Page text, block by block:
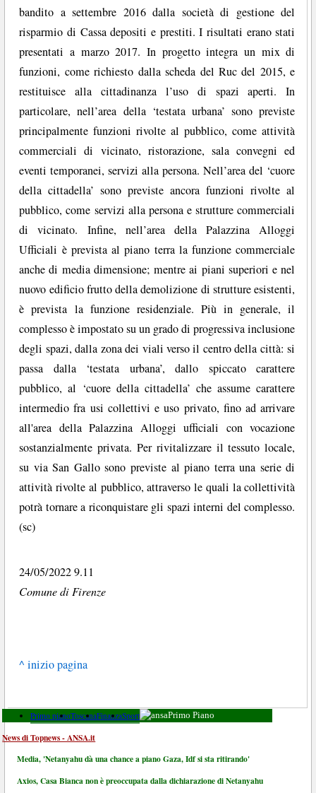
bandito a settembre 2016 dalla società di gestione del
risparmio di Cassa depositi e prestiti. I risultati erano stati
presentati a marzo 2017. In progetto integra un mix di
funzioni, come richiesto dalla scheda del Ruc del 2015, e
restituisce alla cittadinanza l’uso di spazi aperti. In
particolare, nell’area della ‘testata urbana’ sono previste
principalmente funzioni rivolte al pubblico, come attività
commerciali di vicinato, ristorazione, sala convegni ed
eventi temporanei, servizi alla persona. Nell’area del ‘cuore
della cittadella’ sono previste ancora funzioni rivolte al
pubblico, come servizi alla persona e strutture commerciali
di vicinato. Infine, nell’area della Palazzina Alloggi
Ufficiali è prevista al piano terra la funzione commerciale
anche di media dimensione; mentre ai piani superiori e nel
nuovo edificio frutto della demolizione di strutture esistenti,
è prevista la funzione residenziale. Più in generale, il
complesso è impostato su un grado di progressiva inclusione
degli spazi, dalla zona dei viali verso il centro della città: si
passa dalla ‘testata urbana’, dallo spiccato carattere
pubblico, al ‘cuore della cittadella’ che assume carattere
intermedio fra usi collettivi e uso privato, fino ad arrivare
all'area della Palazzina Alloggi ufficiali con vocazione
sostanzialmente privata. Per rivitalizzare il tessuto locale,
su via San Gallo sono previste al piano terra una serie di
attività rivolte al pubblico, attraverso le quali la collettività
potrà tornare a riconquistare gli spazi interni del complesso.
(sc)
24/05/2022 9.11
Comune di Firenze
^ inizio pagina
Primo pianoToscanaFinanzaSport Primo Piano
News di Topnews - ANSA.it
Media, 'Netanyahu dà una chance a piano Gaza, Idf si sta ritirando'
Axios, Casa Bianca non è preoccupata dalla dichiarazione di Netanyahu